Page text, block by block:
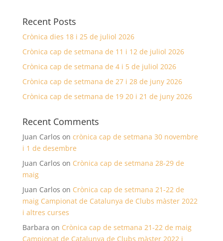
Recent Posts
Crònica dies 18 i 25 de juliol 2026
Crònica cap de setmana de 11 i 12 de juliol 2026
Crònica cap de setmana de 4 i 5 de juliol 2026
Crònica cap de setmana de 27 i 28 de juny 2026
Crònica cap de setmana de 19 20 i 21 de juny 2026
Recent Comments
Juan Carlos on crònica cap de setmana 30 novembre
i 1 de desembre
Juan Carlos on Crònica cap de setmana 28-29 de
maig
Juan Carlos on Crònica cap de setmana 21-22 de
maig Campionat de Catalunya de Clubs màster 2022
i altres curses
Barbara on Crònica cap de setmana 21-22 de maig
Campionat de Catalunya de Clubs màster 2022 i